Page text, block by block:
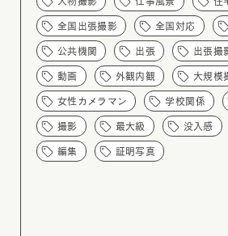
全国出張撮影 全国対応
公共機関 出張 出張撮
動画 外観内観 大規模
女性カメラマン 学校関係
撮影 最大級 没入感
編集 証明写真